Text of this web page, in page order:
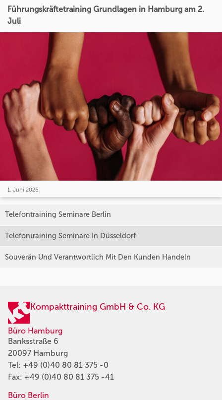
Führungskräftetraining Grundlagen in Hamburg am 2.
Juli
1. Juni 2026
Telefontraining Seminare Berlin
Telefontraining Seminare In Düsseldorf
Souverän Und Verantwortlich Mit Den Kunden Handeln
Kompakttraining GmbH & Co. KG
Büro Hamburg
Banksstraße 6
20097 Hamburg
Tel: +49 (0)40 80 81 375 -0
Fax: +49 (0)40 80 81 375 -41
Büro Berlin